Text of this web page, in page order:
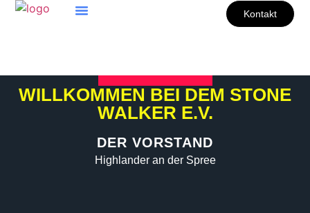
Kontakt
WILLKOMMEN BEI DEM STONE
WALKER E.V.
DER VORSTAND
Highlander an der Spree